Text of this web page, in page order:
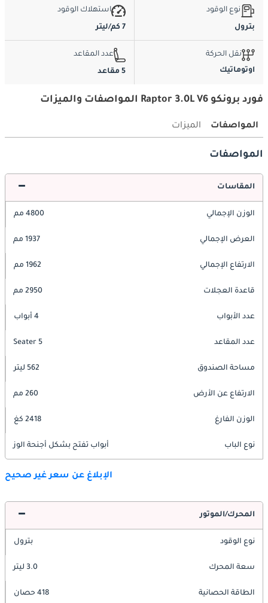
نوع الوقود
بترول
استهلاك الوقود
7 كم/ليتر
نقل الحركة
اوتوماتيك
عدد المقاعد
5 مقاعد
فورد برونكو Raptor 3.0L V6 المواصفات والميزات
المواصفات الميزات
المواصفات
المقاسات
الوزن الإجمالي 4800 مم
العرض الإجمالي 1937 مم
الارتفاع الإجمالي 1962 مم
قاعدة العجلات 2950 مم
عدد الأبواب 4 أبواب
عدد المقاعد 5 Seater
مساحة الصندوق 562 ليتر
الارتفاع عن الأرض 260 مم
الوزن الفارغ 2418 كغ
نوع الباب أبواب تفتح بشكل أجنحة الوز
الإبلاغ عن سعر غير صحيح
المحرك/الموتور
نوع الوقود بترول
سعة المحرك 3.0 ليتر
الطاقة الحصانية 418 حصان